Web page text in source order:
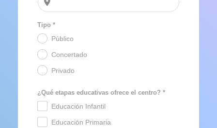
Tipo *
Público
Concertado
Privado
¿Qué etapas educativas ofrece el centro? *
Educación Infantil
Educación Primaria